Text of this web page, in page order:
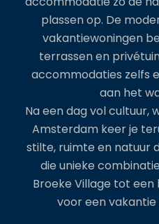
plassen op. De
vakantiewoningen
terrassen en
accommodaties zelfs
aan het
Na een dag vol cultuur,
Amsterdam keer je
stilte, ruimte en natuur
die unieke
Broeke Village tot een
voor een